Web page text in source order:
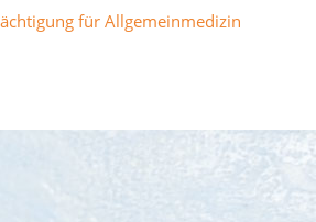
für Allgemeinmedizin